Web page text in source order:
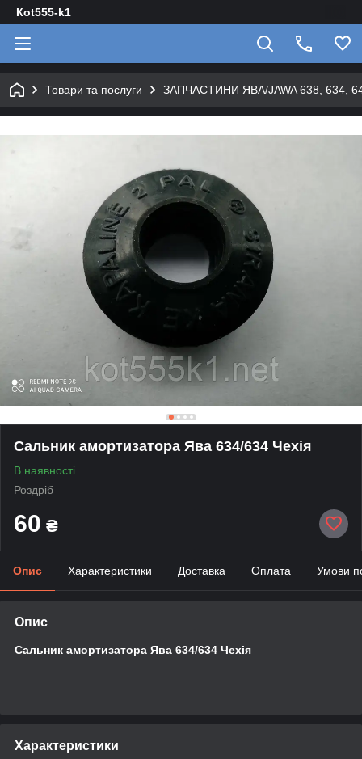
Кot555-k1
Товари та послуги ЗАПЧАСТИНИ ЯВА/JAWA 638, 634,
Сальник амортизатора Ява 634/634 Чехія
В наявності
Роздріб
60 ₴
Опис Характеристики Доставка Оплата Умови
Опис
Сальник амортизатора Ява 634/634 Чехія
Характеристики